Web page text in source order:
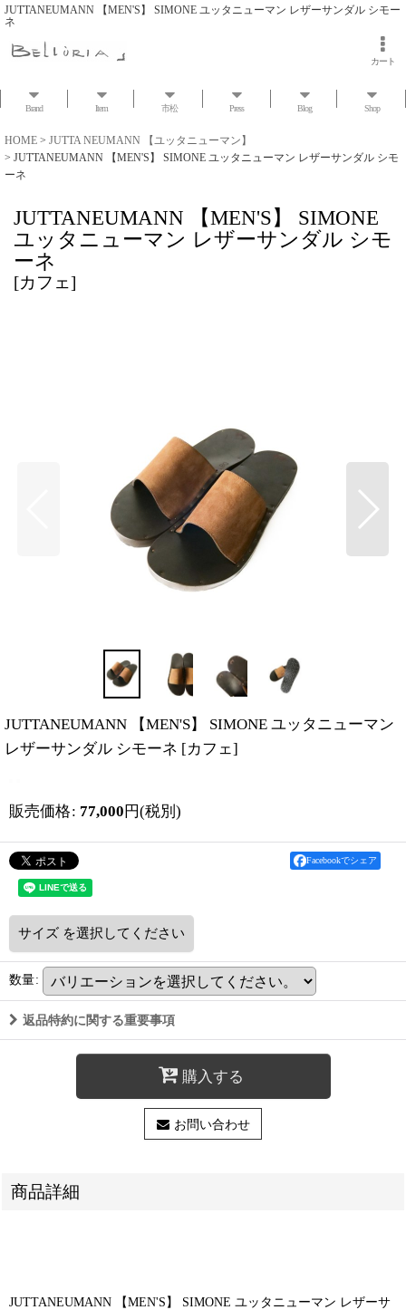
JUTTANEUMANN 【MEN'S】 SIMONE ユッタニューマン レザーサンダル シモー
ネ
カート
Brand Item 市松 Press Blog Shop
HOME > JUTTA NEUMANN 【ユッタニューマン】
> JUTTANEUMANN 【MEN'S】 SIMONE ユッタニューマン レザーサンダル シモ
ーネ
JUTTANEUMANN 【MEN'S】 SIMONE
ユッタニューマン レザーサンダル シモ
ーネ
[カフェ]
JUTTANEUMANN 【MEN'S】 SIMONE ユッタニューマン
レザーサンダル シモーネ [カフェ]
販売価格: 77,000 円(税別)
Facebookでシェア
サイズ を選択してください
数量:
返品特約に関する重要事項
購入する
お問い合わせ
商品詳細
JUTTANEUMANN 【MEN'S】 SIMONE ユッタニューマン レザーサ